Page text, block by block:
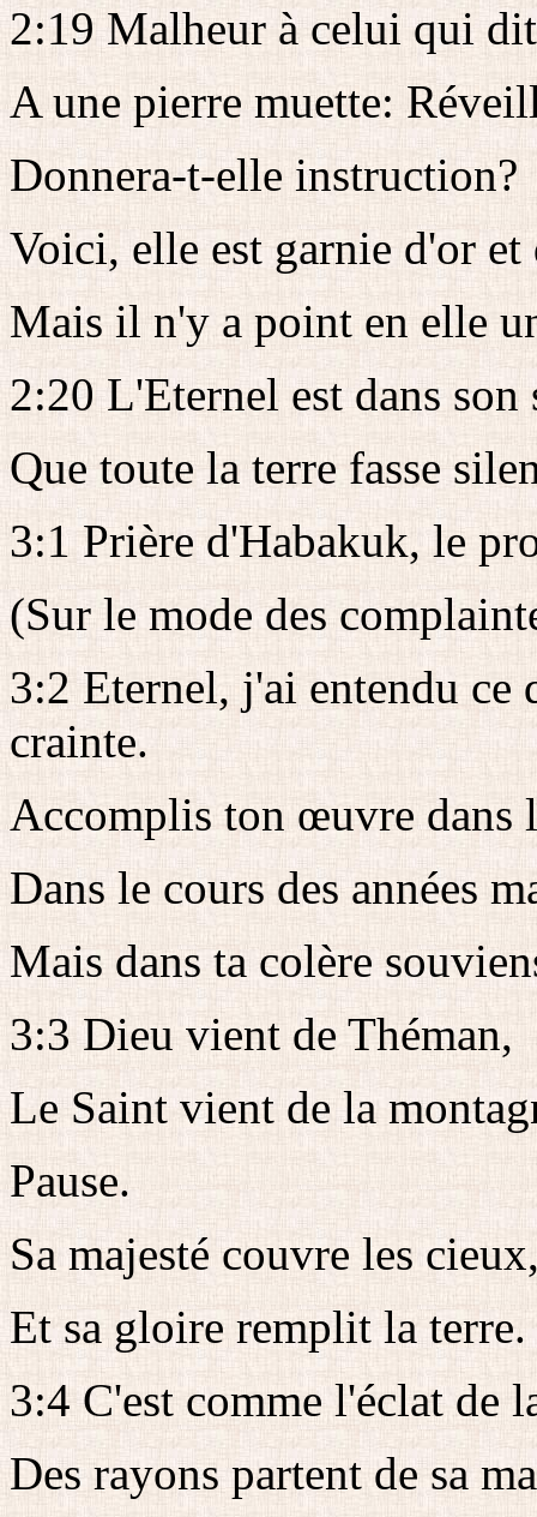
2:19 Malheur à celui qui
A une pierre muette:
Donnera-t-elle instruction?
Voici, elle est garnie d'or et
Mais il n'y a point en elle
2:20 L'Eternel est dans son
Que toute la terre fasse
3:1 Prière d'Habakuk, le
(Sur le mode des
3:2 Eternel, j'ai entendu ce
crainte.
Accomplis ton œuvre dans
Dans le cours des années
Mais dans ta colère
3:3 Dieu vient de Théman,
Le Saint vient de la
Pause.
Sa majesté couvre les
Et sa gloire remplit la terre.
3:4 C'est comme l'éclat de
Des rayons partent de sa